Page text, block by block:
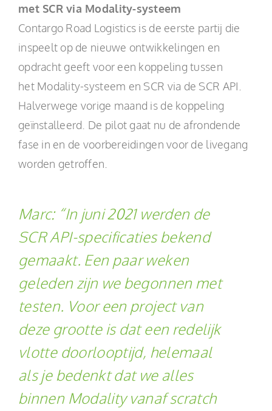
met SCR via Modality-systeem
Contargo Road Logistics is de eerste partij die
inspeelt op de nieuwe ontwikkelingen en
opdracht geeft voor een koppeling tussen
het Modality-systeem en SCR via de SCR API.
Halverwege vorige maand is de koppeling
geïnstalleerd. De pilot gaat nu de afrondende
fase in en de voorbereidingen voor de livegang
worden getroffen.
Marc: “In juni 2021 werden de
SCR API-specificaties bekend
gemaakt. Een paar weken
geleden zijn we begonnen met
testen. Voor een project van
deze grootte is dat een redelijk
vlotte doorlooptijd, helemaal
als je bedenkt dat we alles
binnen Modality vanaf scratch